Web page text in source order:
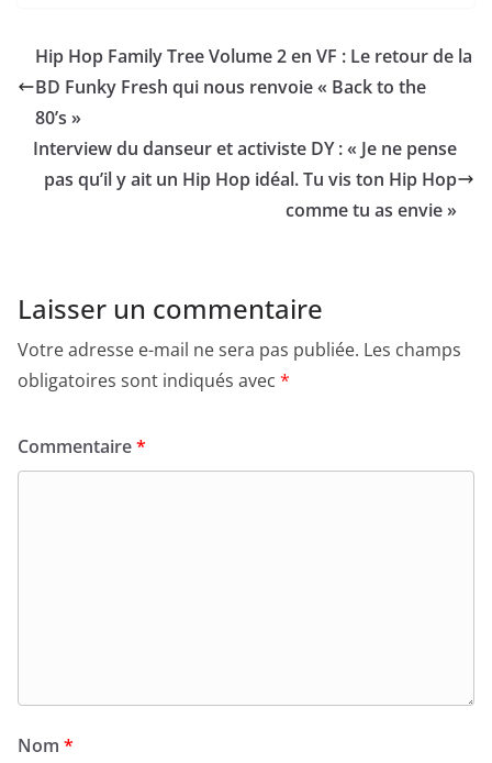
Hip Hop Family Tree Volume 2 en VF : Le retour de la
BD Funky Fresh qui nous renvoie « Back to the
80’s »
Interview du danseur et activiste DY : « Je ne pense
pas qu’il y ait un Hip Hop idéal. Tu vis ton Hip Hop
comme tu as envie »
Laisser un commentaire
Votre adresse e-mail ne sera pas publiée. Les champs
obligatoires sont indiqués avec *
Commentaire*
Nom *